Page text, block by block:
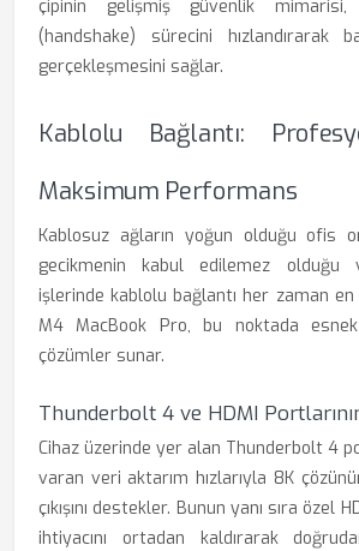
çipinin gelişmiş güvenlik
(handshake) sürecini hızlandırarak
gerçekleşmesini sağlar.
Kablolu Bağlantı:
Maksimum Performans
Kablosuz ağların yoğun olduğu ofis
gecikmenin kabul edilemez olduğu
işlerinde kablolu bağlantı her zaman
M4 MacBook Pro, bu noktada
çözümler sunar.
Thunderbolt 4 ve HDMI
Cihaz üzerinde yer alan Thunderbolt 4
varan veri aktarım hızlarıyla 8K
çıkışını destekler. Bunun yanı sıra özel
ihtiyacını ortadan kaldırarak